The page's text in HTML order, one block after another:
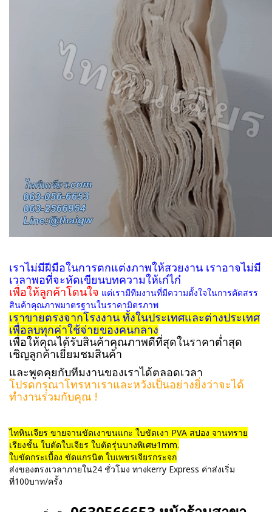
เราไม่มีฝีมือในการตกแต่งภาพให้สวยงาน เราอาจไม่มี
เวลาพอที่จะหัดเขียนบทความให้เก๋ไก๋
เพื่อให้ลูกค้าโดนใจ แต่เรามีทีมงานที่มีความตั้งใจในการคัดสรร
สินค้าคุณภาพมาตรฐานในราคามิตรภาพ
เราขายตรงจากโรงงาน ทั้งในประเทศและต่างประเทศ
เพื่อลบทุกค่าใช้จ่ายของคนกลาง
เพื่อให้คุณได้รับสินค้าคุณภาพดีที่สุดในราคาต่ำสุด
เชิญลูกค้าเยี่ยมชมสินค้า
และพูดคุยกับทีมงานของเราได้ตลอดเวลา
โปรดกรุณาโทรหาเราและหวังเป็นอย่างยิ่งว่าจะได้
ทำงานร่วมกับคุณ !
ไทหินเจียร ขายจานขัดเงาขนแกะ ใบขัดเงา PVA สปอง จานทราย
เรียงชั้น ใบตัดใบเจียร ใบตัดรุ่นบางพิเศษ1mm.
ใบขัดกระเบื้อง ขัดแกรนิต ใบเพชรเจียรกระจก
ส่งของตรงเวลาภายใน24 ชั่วโมง ทางkerry Express ค่าส่งเริ่ม
ที่100บาท/ครั้ง